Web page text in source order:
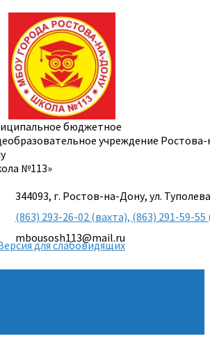
бюджетное
учреждение
№113»
344093, г. Ростов-на-Дону, ул.
(863) 293-26-02 (вахта), (863) 291-59-
mbousosh113@mail.ru
для слабовидящих